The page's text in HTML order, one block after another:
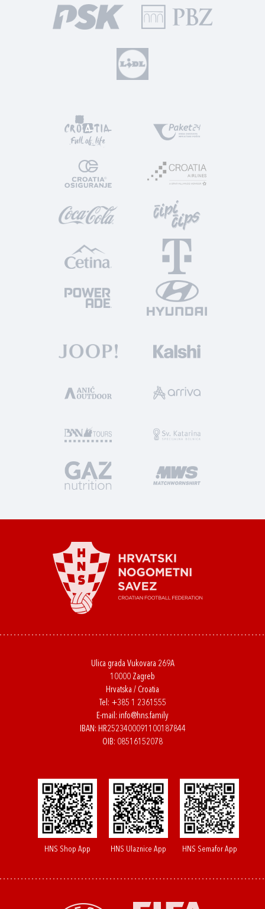
Ulica grada Vukovara 269A
10000 Zagreb
Hrvatska / Croatia
Tel: +385 1 2361555
E-mail: info@hns.family
IBAN: HR2523400091100187844
OIB: 08516152078
HNS Shop App HNS Ulaznice App HNS Semafor App